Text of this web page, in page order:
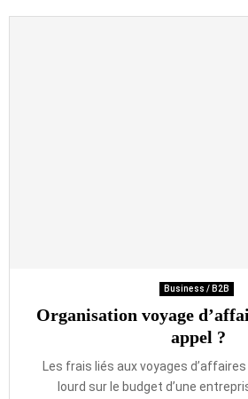
Business / B2B
Organisation voyage
appel ?
Les frais liés aux voyages
lourd sur le budget d’une